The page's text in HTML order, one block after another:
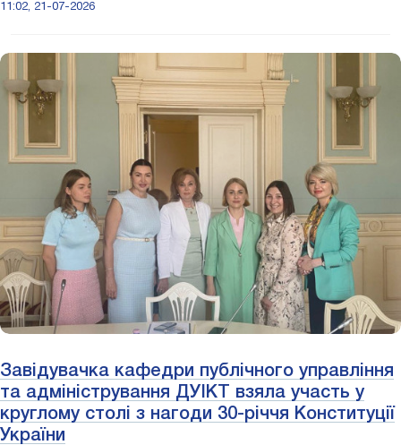
11:02, 21-07-2026
Завідувачка кафедри публічного управління
та адміністрування ДУІКТ взяла участь у
круглому столі з нагоди 30-річчя Конституції
України